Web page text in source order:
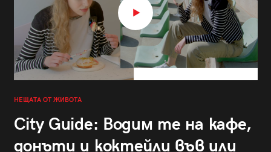
НЕЩАТА ОТ ЖИВОТА
City Guide: Водим те на кафе,
донъти и коктейли във или